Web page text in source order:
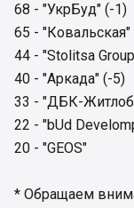
68 - "УкрБуд" (-1)
65 - "Ковальская"
44 - "Stolitsa
40 - "Аркада" (-5)
33 - "ДБК-
22 - "bUd
20 - "GEOS"
* Обращаем